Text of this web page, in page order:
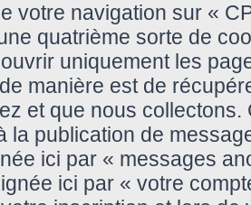
votre navigation sur «
quatrième sorte de
uniquement les
manière est de
et que nous collectons.
la publication de
ici par « messages
ici par « votre